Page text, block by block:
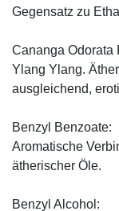
Gegensatz zu
Cananga Odorata
Ylang Ylang.
ausgleichend,
Benzyl Benzoate:
Aromatische
ätherischer Öle.
Benzyl Alcohol: